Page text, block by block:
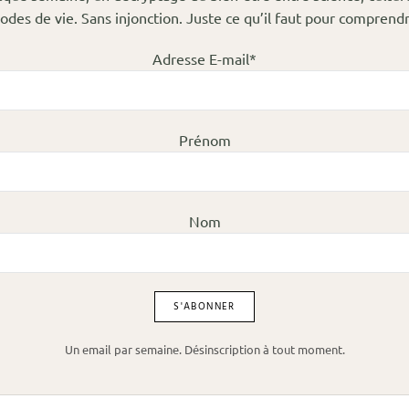
de vie. Sans injonction. Juste ce qu’il faut pour
Adresse E-mail*
Prénom
Nom
Un email par semaine. Désinscription à tout moment.